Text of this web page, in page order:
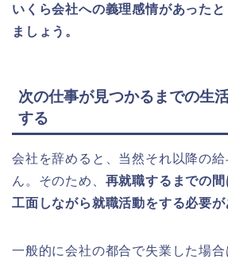
いくら会社への義理感情があった
ましょう。
次の仕事が見つかるまでの生
する
会社を辞めると、当然それ以降の
ん。そのため、 再就職するまでの
工面しながら就職活動をする必要が
一般的に会社の都合で失業した場